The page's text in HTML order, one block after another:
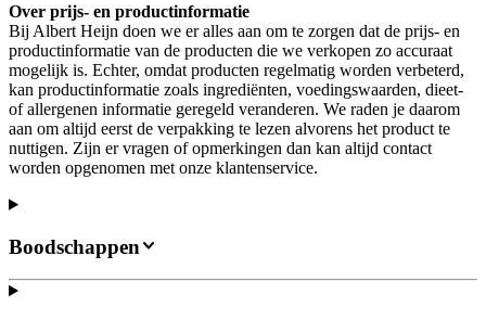
Over prijs- en productinformatie
Bij Albert Heijn doen we er alles aan om te zorgen dat de prijs- en
productinformatie van de producten die we verkopen zo accuraat
mogelijk is. Echter, omdat producten regelmatig worden verbeterd,
kan productinformatie zoals ingrediënten, voedingswaarden, dieet-
of allergenen informatie geregeld veranderen. We raden je daarom
aan om altijd eerst de verpakking te lezen alvorens het product te
nuttigen. Zijn er vragen of opmerkingen dan kan altijd contact
worden opgenomen met onze klantenservice.
Boodschappen